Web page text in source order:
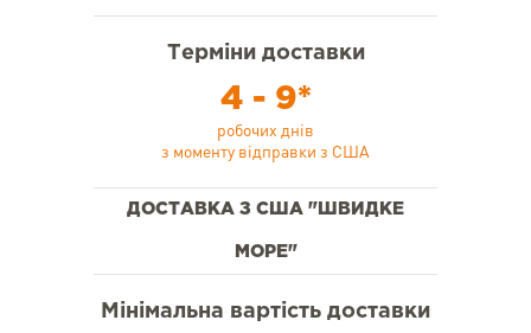
Терміни доставки
4 - 9*
робочих днів
з моменту відправки з США
ДОСТАВКА З США "ШВИДКЕ
МОРЕ"
Мінімальна вартість доставки